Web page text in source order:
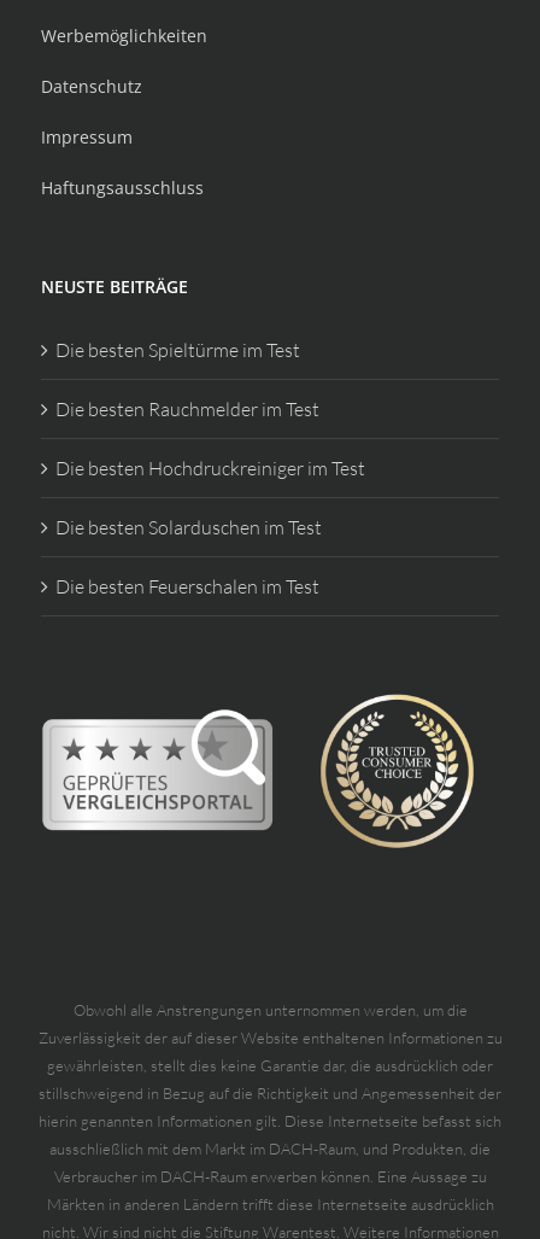
Werbemöglichkeiten
Datenschutz
Impressum
Haftungsausschluss
NEUSTE BEITRÄGE
Die besten Spieltürme im Test
Die besten Rauchmelder im Test
Die besten Hochdruckreiniger im Test
Die besten Solarduschen im Test
Die besten Feuerschalen im Test
Obwohl alle Anstrengungen unternommen werden, um die
Zuverlässigkeit der auf dieser Website enthaltenen Informationen zu
gewährleisten, stellt dies keine Garantie dar, die ausdrücklich oder
stillschweigend in Bezug auf die Richtigkeit und Angemessenheit der
hierin genannten Informationen gilt. Diese Internetseite befasst sich
ausschließlich mit dem Markt im DACH-Raum, und Produkten, die
Verbraucher im DACH-Raum erwerben können. Eine Aussage zu
Märkten in anderen Ländern trifft diese Internetseite ausdrücklich
nicht. Wir sind nicht die Stiftung Warentest. Weitere Informationen